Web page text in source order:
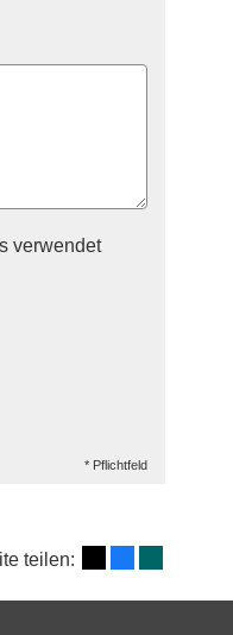
verwendet
* Pflichtfeld
teilen: